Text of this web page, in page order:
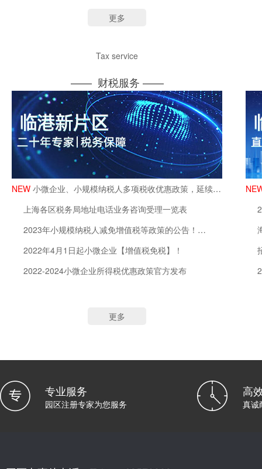
更多
Tax service
—— 财税服务 ——
小微企业、小规模纳税人多项税收优惠政策，延续至2027年12月31日！
上海各区税务局地址电话业务咨询受理一览表
2023年小规模纳税人减免增值税等政策的公告！上海临港奉贤注册公司
2022年4月1日起小微企业【增值税免税】！
2022-2024小微企业所得税优惠政策官方发布
更多
专业服务
园区注册专家为您服务
高
真诚